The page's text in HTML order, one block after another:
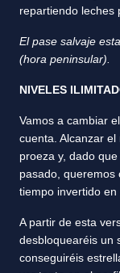
repartiendo leches
El pase salvaje
(hora peninsular).
NIVELES
Vamos a cambiar
cuenta. Alcanzar
proeza y, dado
pasado, queremos
tiempo invertido en
A partir de esta
desbloquearéis un
conseguiréis